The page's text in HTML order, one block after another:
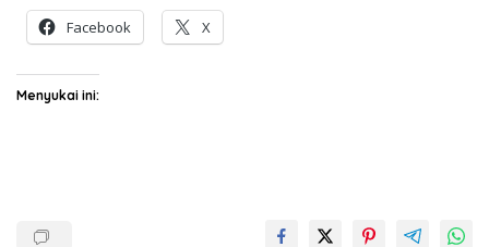
Facebook X
Menyukai ini: